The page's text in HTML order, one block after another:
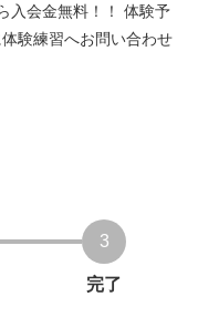
入会金無料！！ 体験予
験練習へお問い合わせ
3
完了